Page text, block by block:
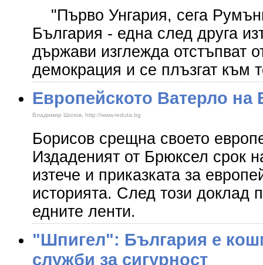
"Първо Унгария, сега
България - една след друга
държави изглежда отстъпват
демокрация и се плъзгат към
Европейското Ватерло на
Владимир Шопов, http://www.reduta.bg
Борисов срещна своето
Издаденият от Брюксел срок
изтече и приказката за
историята. След този доклад
едните ленти.
"Шпигел": България е
служби за сигурност